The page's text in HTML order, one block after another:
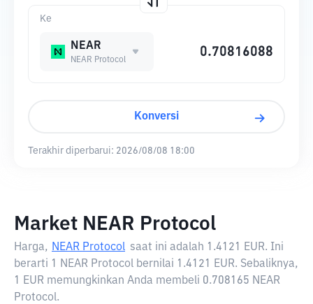
Ke
NEAR
NEAR Protocol
Konversi
Terakhir diperbarui: 2026/08/08 18:00
Market NEAR Protocol
Harga, NEAR Protocol saat ini adalah 1.4121 EUR. Ini
berarti 1 NEAR Protocol bernilai 1.4121 EUR. Sebaliknya,
1 EUR memungkinkan Anda membeli 0.708165 NEAR
Protocol.